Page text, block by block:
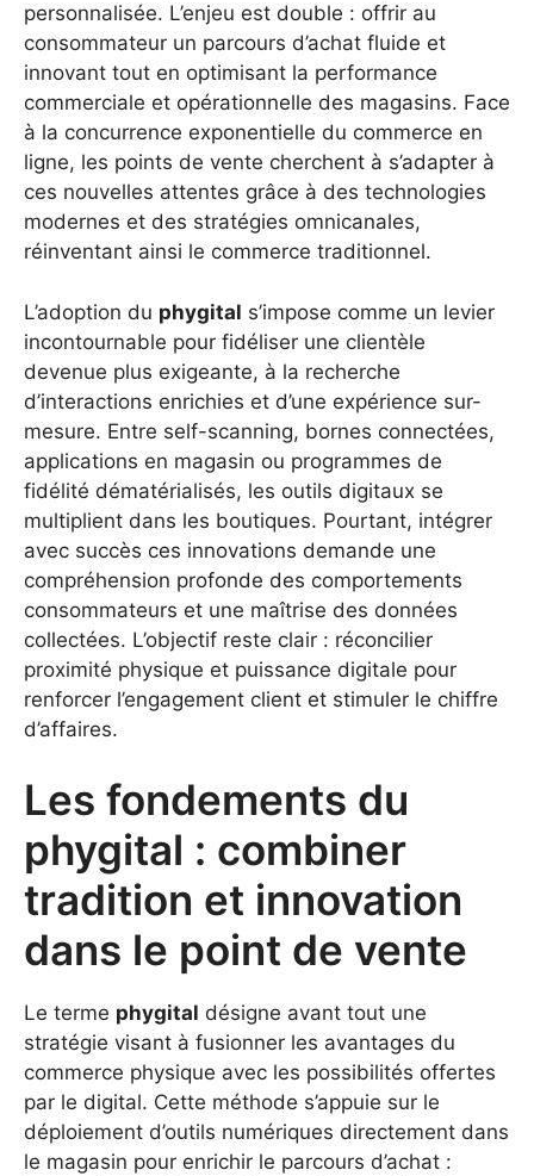
personnalisée. L’enjeu est double : offrir au
consommateur un parcours d’achat fluide et
innovant tout en optimisant la performance
commerciale et opérationnelle des magasins. Face
à la concurrence exponentielle du commerce en
ligne, les points de vente cherchent à s’adapter à
ces nouvelles attentes grâce à des technologies
modernes et des stratégies omnicanales,
réinventant ainsi le commerce traditionnel.
L’adoption du phygital s’impose comme un levier
incontournable pour fidéliser une clientèle
devenue plus exigeante, à la recherche
d’interactions enrichies et d’une expérience sur-
mesure. Entre self-scanning, bornes connectées,
applications en magasin ou programmes de
fidélité dématérialisés, les outils digitaux se
multiplient dans les boutiques. Pourtant, intégrer
avec succès ces innovations demande une
compréhension profonde des comportements
consommateurs et une maîtrise des données
collectées. L’objectif reste clair : réconcilier
proximité physique et puissance digitale pour
renforcer l’engagement client et stimuler le chiffre
d’affaires.
Les fondements du
phygital : combiner
tradition et innovation
dans le point de vente
Le terme phygital désigne avant tout une
stratégie visant à fusionner les avantages du
commerce physique avec les possibilités offertes
par le digital. Cette méthode s’appuie sur le
déploiement d’outils numériques directement dans
le magasin pour enrichir le parcours d’achat :